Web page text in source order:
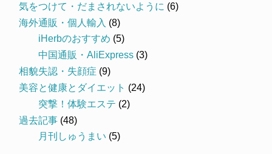
気をつけて・だまされないように (6)
海外通販・個人輸入 (8)
iHerbのおすすめ (5)
中国通販・AliExpress (3)
相貌失認・失顔症 (9)
美容と健康とダイエット (24)
突撃！体験エステ (2)
過去記事 (48)
月刊しゅうまい (5)